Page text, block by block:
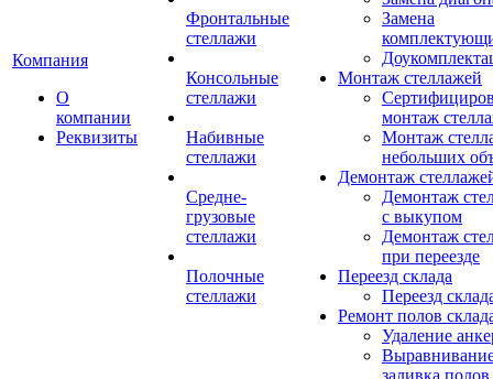
Компания
О
компании
Реквизиты
Фронтальные
стеллажи
Консольные
стеллажи
Набивные
стеллажи
Средне-
грузовые
стеллажи
Полочные
стеллажи
Замена
Монтаж стеллажей
монтаж
Монтаж
небольших
Демонтаж
Демонтаж
с выкупом
Демонтаж
при переезде
Переезд склада
Переезд
Ремонт полов
Удаление
заливка полов